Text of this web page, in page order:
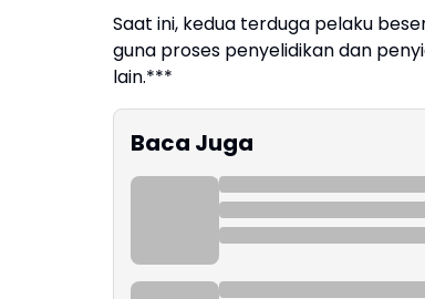
Saat ini, kedua terduga pelaku
guna proses penyelidikan dan
lain.***
Baca Juga